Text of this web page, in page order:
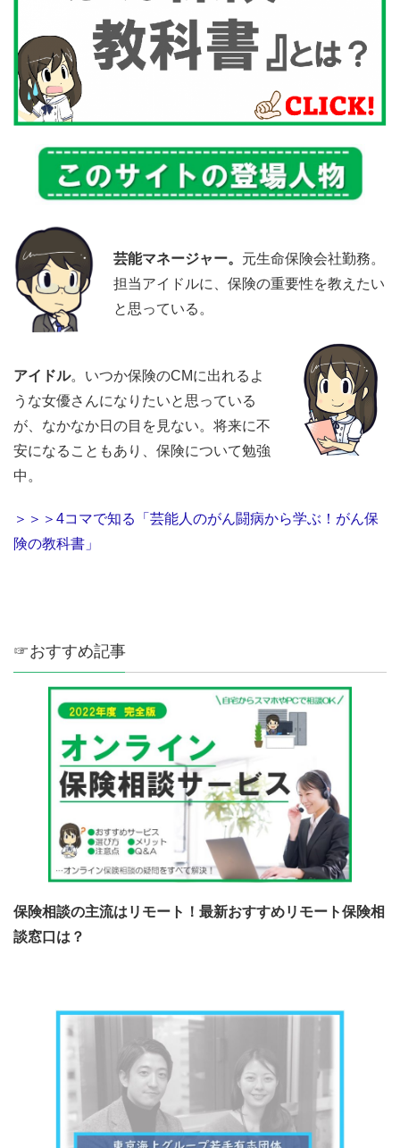
芸能マネージャー。 元生命保険会社勤務。
担当アイドルに、保険の重要性を教えたい
と思っている。
アイドル。いつか保険のCMに出れるよ
うな女優さんになりたいと思っている
が、なかなか日の目を見ない。将来に不
安になることもあり、保険について勉強
中。
＞＞＞4コマで知る「芸能人のがん闘病から学ぶ！がん保
険の教科書」
☞おすすめ記事
保険相談の主流はリモート！最新おすすめリモート保険相
談窓口は？